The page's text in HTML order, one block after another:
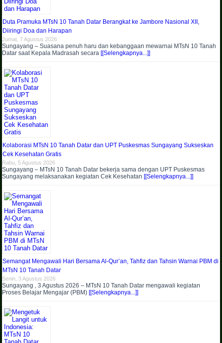
Duta Pramuka MTsN 10 Tanah Datar Berangkat ke Jambore Nasional XII,
Diiringi Doa dan Harapan
Jumat, 7 Agustus 2026
Sungayang – Suasana penuh haru dan kebanggaan mewarnai MTsN 10 Tanah
Datar saat Kepala Madrasah secara [[Selengkapnya...]]
Kolaborasi MTsN 10 Tanah Datar dan UPT Puskesmas Sungayang Sukseskan
Cek Kesehatan Gratis
Rabu, 5 Agustus 2026
Sungayang – MTsN 10 Tanah Datar bekerja sama dengan UPT Puskesmas
Sungayang melaksanakan kegiatan Cek Kesehatan [[Selengkapnya...]]
Semangat Mengawali Hari Bersama Al-Qur’an, Tahfiz dan Tahsin Warnai PBM di
MTsN 10 Tanah Datar
Senin, 3 Agustus 2026
Sungayang , 3 Agustus 2026 – MTsN 10 Tanah Datar mengawali kegiatan
Proses Belajar Mengajar (PBM) [[Selengkapnya...]]